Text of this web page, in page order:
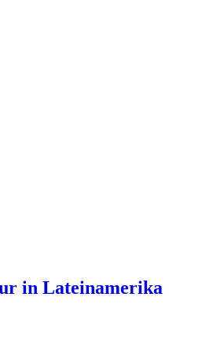
in Lateinamerika